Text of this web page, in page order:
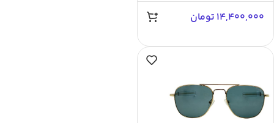
14,400,000 تومان